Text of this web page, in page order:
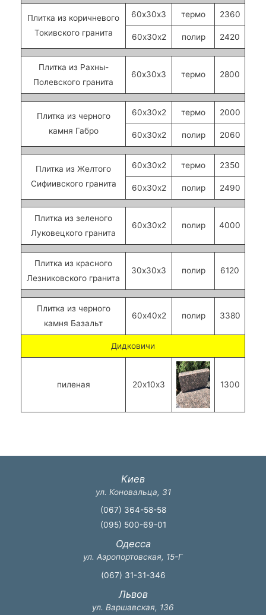
Плитка из коричневого
Токивского гранита
60х30х3 термо 2360
60х30х2 полир 2420
Плитка из Рахны-
Полевского гранита
60х30х3 термо 2800
Плитка из черного
камня Габро
60х30х2 термо 2000
60х30х2 полир 2060
Плитка из Желтого
Сифиивского гранита
60х30х2 термо 2350
60х30х2 полир 2490
Плитка из зеленого
Луковецкого гранита
60х30х2 полир 4000
Плитка из красного
Лезниковского гранита
30х30х3 полир 6120
Плитка из черного
камня Базальт
60х40х2 полир 3380
Дидковичи
пиленая 20х10х3 1300
Киев
ул. Коновальца, 31
(067) 364-58-58
(095) 500-69-01
Одесса
ул. Аэропортовская, 15-Г
(067) 31-31-346
Львов
ул. Варшавская, 136